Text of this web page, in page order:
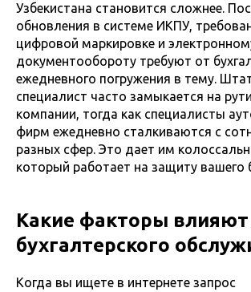
Узбекистана становится сложнее.
обновления в системе ИКПУ,
цифровой маркировке и
документообороту требуют от
ежедневного погружения в тему.
специалист часто замыкается на
компании, тогда как специалисты
фирм ежедневно сталкиваются с
разных сфер. Это дает им
который работает на защиту вашего
Какие факторы влияют
бухгалтерского
Когда вы ищете в интернете запрос